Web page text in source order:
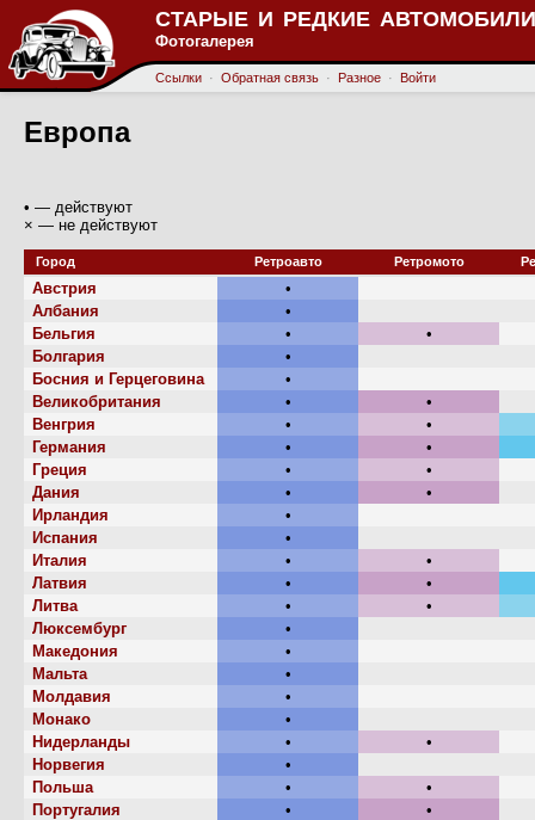
СТАРЫЕ И РЕДКИЕ
Фотогалерея
Ссылки · Обратная связь · Разное · Войти
Европа
• — действуют
× — не действуют
Город Ретроавто Ретромото
Австрия
•
Албания
•
Бельгия
•
•
Болгария
•
Босния и Герцеговина
•
Великобритания
•
•
Венгрия
•
•
Германия
•
•
Греция
•
•
Дания
•
•
Ирландия
•
Испания
•
Италия
•
•
Латвия
•
•
Литва
•
•
Люксембург
•
Македония
•
Мальта
•
Молдавия
•
Монако
•
Нидерланды
•
•
Норвегия
•
Польша
•
•
Португалия
•
•